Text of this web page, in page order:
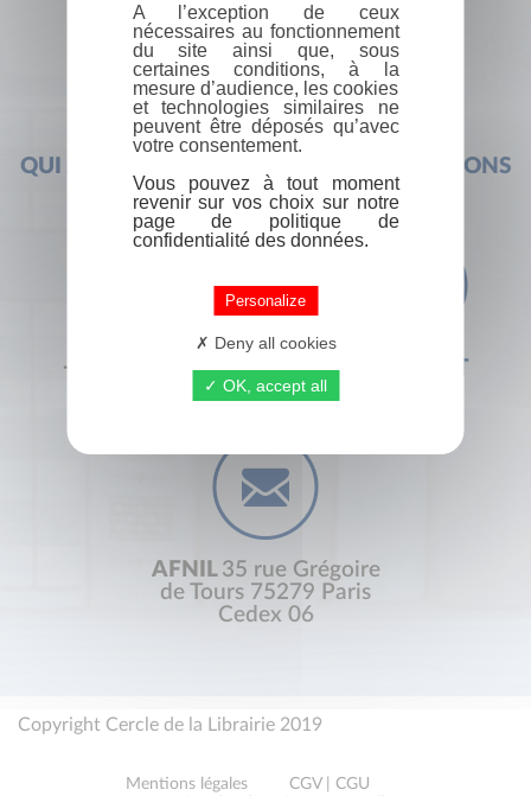
QUI SOMMES-NOUS ? FOIRE AUX QUESTIONS
+33 (0) 1 44 41 29 19 CONTACT
AFNIL 35 rue Grégoire
de Tours 75279 Paris
Cedex 06
Copyright Cercle de la Librairie 2019
Mentions légales
CGV | CGU
A l’exception de ceux
nécessaires au fonctionnement
du site ainsi que, sous
certaines conditions, à la
mesure d’audience, les cookies
et technologies similaires ne
peuvent être déposés qu’avec
votre consentement.
Vous pouvez à tout moment
revenir sur vos choix sur notre
page de politique de
confidentialité des données.
Personalize
Deny all cookies
OK, accept all